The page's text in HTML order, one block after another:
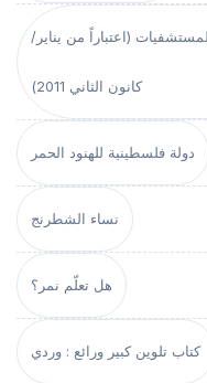
(اعتباراً من يناير/
كانون الثاني 2011)
دولة فلسطينية للهنود الحمر
نساء الشطرنج
هل تعلّم نمر؟
كتاب تلوين كبير ورائع : وردي